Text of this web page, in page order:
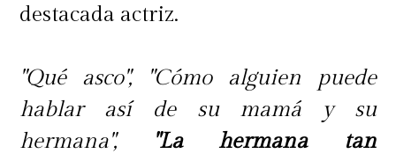
destacada actriz.
"Qué asco", "Cómo alguien puede
hablar así de su mamá y su
hermana",
"La hermana tan